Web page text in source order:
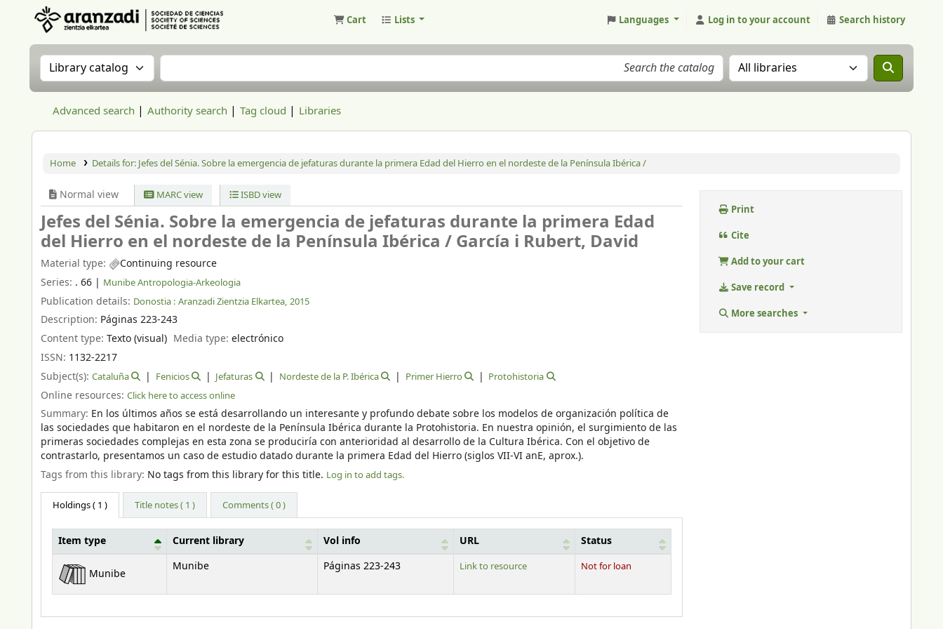
Cart Lists Languages Log in to your account Search history
Search the catalog by:Search the catalog Search the catalog in:
Advanced search Authority search Tag cloud Libraries
Home Details for: Jefes del Sénia. Sobre la emergencia de jefaturas durante la primera Edad del Hierro en el nordeste de la Península Ibérica /
Normal view MARC view ISBD view
Jefes del Sénia. Sobre la emergencia de jefaturas durante la primera Edad
del Hierro en el nordeste de la Península Ibérica /García i Rubert, David
Material type:
Continuing resource
Series: . 66 | Munibe Antropologia-Arkeologia
Publication details: Donostia : Aranzadi Zientzia Elkartea, 2015
Description: Páginas 223-243
Content type: Texto (visual) Media type:electrónico
ISSN: 1132-2217
Subject(s): Cataluña Fenicios Jefaturas Nordeste de la P. Ibérica Primer Hierro Protohistoria
Online resources: Click here to access online
Summary: En los últimos años se está desarrollando un interesante y profundo debate sobre los modelos de organización política de
las sociedades que habitaron en el nordeste de la Península Ibérica durante la Protohistoria. En nuestra opinión, el surgimiento de las
primeras sociedades complejas en esta zona se produciría con anterioridad al desarrollo de la Cultura Ibérica. Con el objetivo de
contrastarlo, presentamos un caso de estudio datado durante la primera Edad del Hierro (siglos VII-VI anE, aprox.).
Tags from this library: No tags from this library for this title. Log in to add tags.
Holdings( 1 ) Title notes ( 1 ) Comments ( 0 )
Holdings
Item type Current library Vol info URL Status
Munibe
Munibe Páginas 223-243 Link to resource Not for loan
Print
Cite
Add to your cart
Save record
More searches